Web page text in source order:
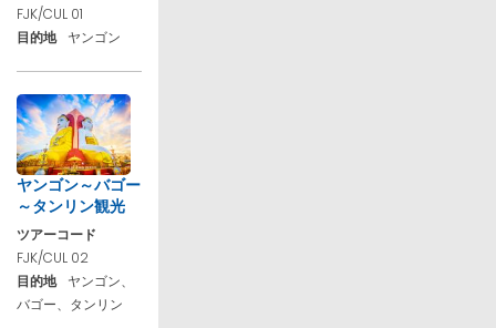
FJK/CUL 01
目的地
ヤンゴン
ヤンゴン～バゴー
～タンリン観光
ツアーコード
FJK/CUL 02
目的地
ヤンゴン、
バゴー、タンリン